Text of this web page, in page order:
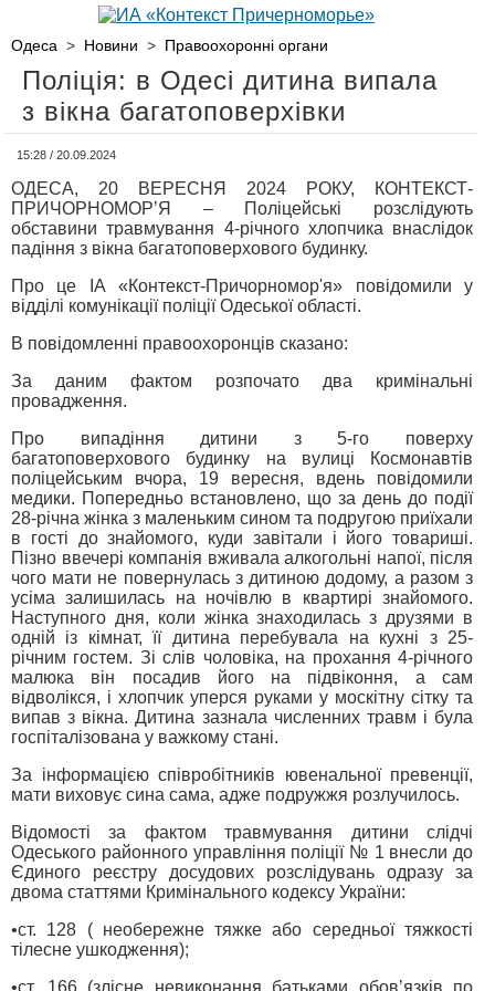
Одеса > Новини > Правоохоронні органи
Поліція: в Одесі дитина випала
з вікна багатоповерхівки
15:28 / 20.09.2024
ОДЕСА, 20 ВЕРЕСНЯ 2024 РОКУ, КОНТЕКСТ-
ПРИЧОРНОМОР’Я – Поліцейські розслідують
обставини травмування 4-річного хлопчика внаслідок
падіння з вікна багатоповерхового будинку.
Про це ІА «Контекст-Причорномор'я» повідомили у
відділі комунікації поліції Одеської області.
В повідомленні правоохоронців сказано:
За даним фактом розпочато два кримінальні
провадження.
Про випадіння дитини з 5-го поверху
багатоповерхового будинку на вулиці Космонавтів
поліцейським вчора, 19 вересня, вдень повідомили
медики. Попередньо встановлено, що за день до події
28-річна жінка з маленьким сином та подругою приїхали
в гості до знайомого, куди завітали і його товариші.
Пізно ввечері компанія вживала алкогольні напої, після
чого мати не повернулась з дитиною додому, а разом з
усіма залишилась на ночівлю в квартирі знайомого.
Наступного дня, коли жінка знаходилась з друзями в
одній із кімнат, її дитина перебувала на кухні з 25-
річним гостем. Зі слів чоловіка, на прохання 4-річного
малюка він посадив його на підвіконня, а сам
відволікся, і хлопчик уперся руками у москітну сітку та
випав з вікна. Дитина зазнала численних травм і була
госпіталізована у важкому стані.
За інформацією співробітників ювенальної превенції,
мати виховує сина сама, адже подружжя розлучилось.
Відомості за фактом травмування дитини слідчі
Одеського районного управління поліції № 1 внесли до
Єдиного реєстру досудових розслідувань одразу за
двома статтями Кримінального кодексу України:
•ст. 128 ( необережне тяжке або середньої тяжкості
тілесне ушкодження);
•ст. 166 (злісне невиконання батьками обовʼязків по